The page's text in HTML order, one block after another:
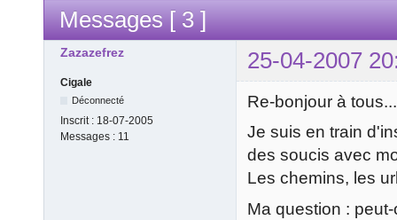
Messages [ 3 ]
Zazazefrez 25-04-2007
Cigale
Déconnecté
Inscrit : 18-07-2005
Messages : 11
Re-bonjour à tous...
Je suis en train
des soucis avec
Les chemins, les
Ma question :